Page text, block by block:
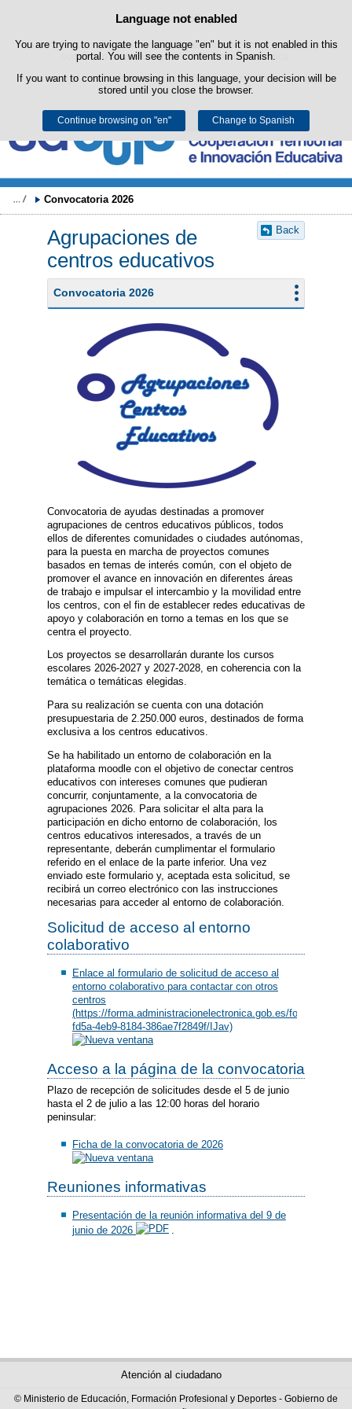
Cookie Policy
This website uses its own cookies to facilitate browsing and third-party
cookies to obtain usage and satisfaction statistics.
You can get more information in the "Cookies" section of ourlegal
notice.
Accept Reject
Language not enabled
You are trying to navigate the language "en" but it is not enabled in this
portal. You will see the contents in Spanish.
If you want to continue browsing in this language, your decision will be
stored until you close the browser.
Continue browsing on "en" Change to Spanish
Skip to content
Convocatoria 2026
Back
Agrupaciones de
centros educativos
Convocatoria 2026
Convocatoria de ayudas destinadas a promover
agrupaciones de centros educativos públicos, todos
ellos de diferentes comunidades o ciudades autónomas,
para la puesta en marcha de proyectos comunes
basados en temas de interés común, con el objeto de
promover el avance en innovación en diferentes áreas
de trabajo e impulsar el intercambio y la movilidad entre
los centros, con el fin de establecer redes educativas de
apoyo y colaboración en torno a temas en los que se
centra el proyecto.
Los proyectos se desarrollarán durante los cursos
escolares 2026-2027 y 2027-2028, en coherencia con la
temática o temáticas elegidas.
Para su realización se cuenta con una dotación
presupuestaria de 2.250.000 euros, destinados de forma
exclusiva a los centros educativos.
Se ha habilitado un entorno de colaboración en la
plataforma moodle con el objetivo de conectar centros
educativos con intereses comunes que pudieran
concurrir, conjuntamente, a la convocatoria de
agrupaciones 2026. Para solicitar el alta para la
participación en dicho entorno de colaboración, los
centros educativos interesados, a través de un
representante, deberán cumplimentar el formulario
referido en el enlace de la parte inferior. Una vez
enviado este formulario y, aceptada esta solicitud, se
recibirá un correo electrónico con las instrucciones
necesarias para acceder al entorno de colaboración.
Solicitud de acceso al entorno
colaborativo
Enlace al formulario de solicitud de acceso al
entorno colaborativo para contactar con otros
centros
(https://forma.administracionelectronica.gob.es/form/open/
fd5a-4eb9-8184-386ae7f2849f/IJav)
Acceso a la página de la convocatoria
Plazo de recepción de solicitudes desde el 5 de junio
hasta el 2 de julio a las 12:00 horas del horario
peninsular:
Ficha de la convocatoria de 2026
Reuniones informativas
Presentación de la reunión informativa del 9 de
junio de 2026
.
Atención al ciudadano
© Ministerio de Educación, Formación Profesional y Deportes - Gobierno de